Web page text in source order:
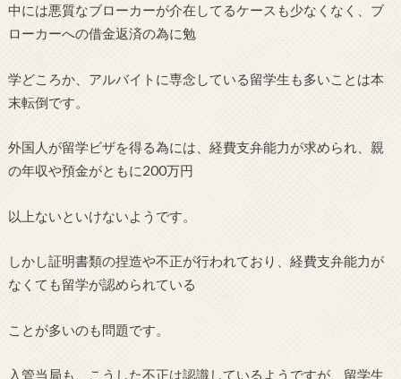
中には悪質なブローカーが介在してるケースも少なくなく、ブ
ローカーへの借金返済の為に勉
学どころか、アルバイトに専念している留学生も多いことは本
末転倒です。
外国人が留学ビザを得る為には、経費支弁能力が求められ、親
の年収や預金がともに200万円
以上ないといけないようです。
しかし証明書類の捏造や不正が行われており、経費支弁能力が
なくても留学が認められている
ことが多いのも問題です。
入管当局も、こうした不正は認識しているようですが、留学生